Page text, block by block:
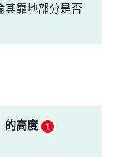
其靠地部分是否
的高度